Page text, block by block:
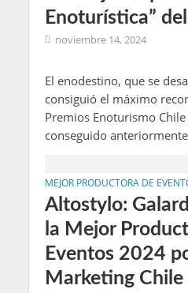
Enoturística”
noviembre 14, 2024
El enodestino, que se
consiguió el máximo
Premios Enoturismo
conseguido
MEJOR PRODUCTORA DE
Altostylo:
la Mejor
Eventos 2024
Marketing Chile